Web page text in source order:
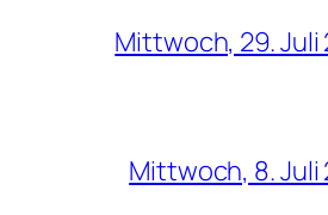
Mittwoch, 29. Juli
Mittwoch, 8. Juli